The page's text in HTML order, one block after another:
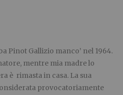
Pinot Gallizio manco’ nel 1964.
mentre mia madre lo
è rimasta in casa. La sua
provocatoriamente